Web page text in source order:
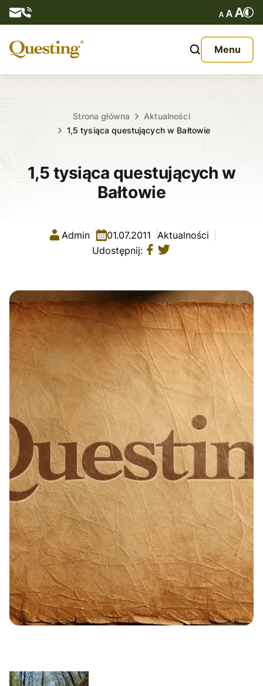
Menu
O nas
Kontakt
Strona główna
Aktualności
1,5 tysiąca questujących w Bałtowie
1,5 tysiąca questujących w
Bałtowie
Admin 01.07.2011 Aktualności
Udostępnij: